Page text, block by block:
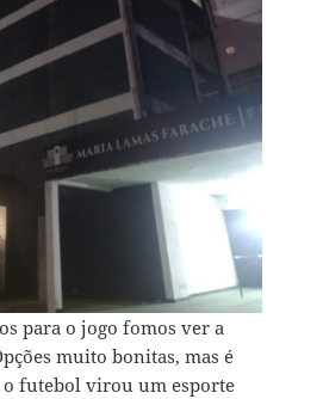
para o jogo fomos ver a
muito bonitas, mas é
futebol virou um esporte